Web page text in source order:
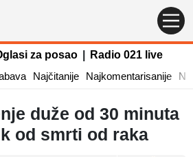
za posao
Radio 021 live
Najčitanije Najkomentarisanije
duže od 30 minuta
od smrti od raka